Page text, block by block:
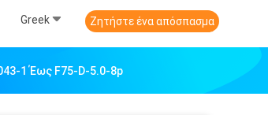
Greek Ζητήστε ένα απόσπασμα
1 Έως F75-D-5.0-8p